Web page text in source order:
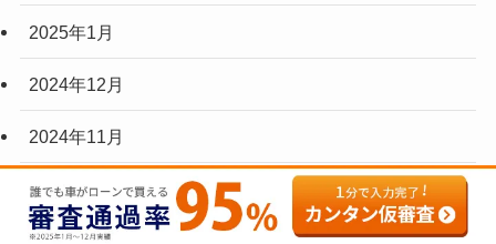
2025年1月
2024年12月
2024年11月
2024年10月